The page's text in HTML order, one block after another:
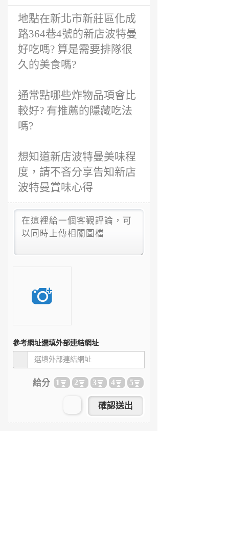
地點在新北市新莊區化成
路364巷4號的新店波特曼
好吃嗎? 算是需要排隊很
久的美食嗎?
通常點哪些炸物品項會比
較好? 有推薦的隱藏吃法
嗎?
想知道新店波特曼美味程
度，請不吝分享告知新店
波特曼賞味心得
參考網址選填外部連結網址
給分 1 2 3 4 5